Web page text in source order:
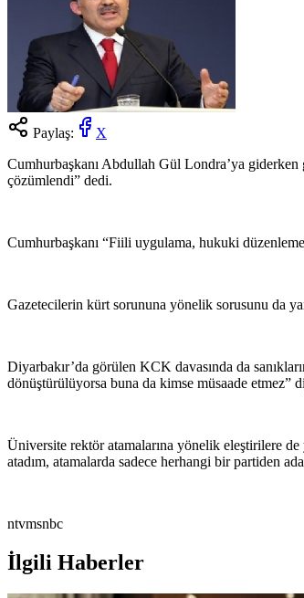
Paylaş:
X
Cumhurbaşkanı Abdullah Gül Londra’ya
çözümlendi” dedi.
Cumhurbaşkanı “Fiili uygulama, hukuki
Gazetecilerin kürt sorununa yönelik sorusunu da
Diyarbakır’da görülen KCK davasında da
dönüştürülüyorsa buna da kimse müsaade etmez”
Üniversite rektör atamalarına yönelik eleştirilere
atadım, atamalarda sadece herhangi bir partiden
ntvmsnbc
İlgili Haberler